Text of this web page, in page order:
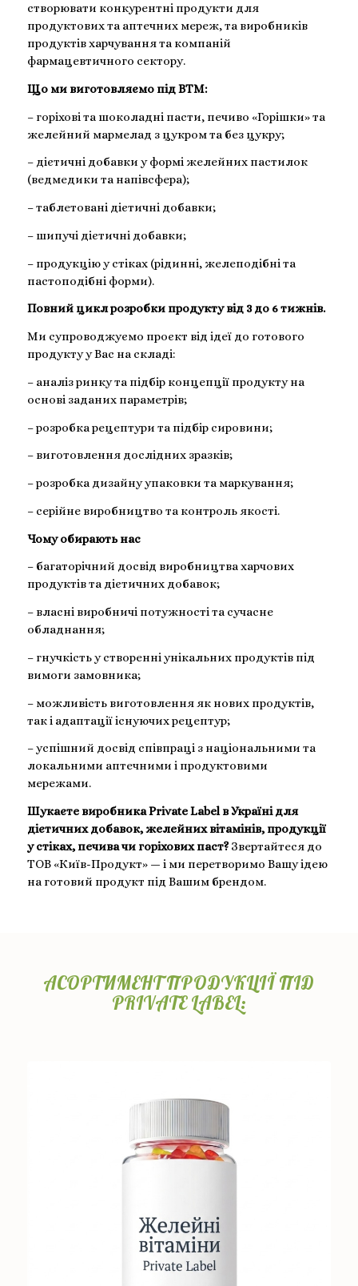
створювати конкурентні продукти для
продуктових та аптечних мереж, та виробників
продуктів харчування та компаній
фармацевтичного сектору.
Що ми виготовляємо під ВТМ:
– горіхові та шоколадні пасти, печиво «Горішки» та
желейний мармелад з цукром та без цукру;
– дієтичні добавки у формі желейних пастилок
(ведмедики та напівсфера);
– таблетовані дієтичні добавки;
– шипучі дієтичні добавки;
– продукцію у стіках (рідинні, желеподібні та
пастоподібні форми).
Повний цикл розробки продукту від 3 до 6 тижнів.
Ми супроводжуємо проєкт від ідеї до готового
продукту у Вас на складі:
– аналіз ринку та підбір концепції продукту на
основі заданих параметрів;
– розробка рецептури та підбір сировини;
– виготовлення дослідних зразків;
– розробка дизайну упаковки та маркування;
– серійне виробництво та контроль якості.
Чому обирають нас
– багаторічний досвід виробництва харчових
продуктів та дієтичних добавок;
– власні виробничі потужності та сучасне
обладнання;
– гнучкість у створенні унікальних продуктів під
вимоги замовника;
– можливість виготовлення як нових продуктів,
так і адаптації існуючих рецептур;
– успішний досвід співпраці з національними та
локальними аптечними і продуктовими
мережами.
Шукаєте виробника Private Label в Україні для
дієтичних добавок, желейних вітамінів, продукції
у стіках, печива чи горіхових паст?Звертайтеся до
ТОВ «Київ-Продукт» — і ми перетворимо Вашу ідею
на готовий продукт під Вашим брендом.
АСОРТИМЕНТ ПРОДУКЦІЇ ПІД
PRIVATE LABEL: